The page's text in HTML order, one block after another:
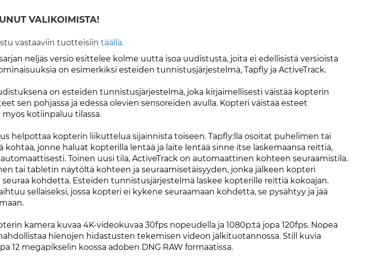
VALIKOIMISTA!
vastaaviin tuotteisiin täällä.
neljäs versio esittelee kolme uutta isoa uudistusta, joita ei edellisistä versioista
on esimerkiksi esteiden tunnistusjärjestelmä, Tapfly ja ActiveTrack.
on esteiden tunnistusjärjestelmä, joka kirjaimellisesti väistää kopterin
sen pohjassa ja edessä olevien sensoreiden avulla. Kopteri väistää esteet
kotiinpaluu tilassa.
helpottaa kopterin liikuttelua sijainnista toiseen. Tapfly:lla osoitat puhelimen tai
jonne haluat kopterilla lentää ja laite lentää sinne itse laskemaansa reittiä,
Toinen uusi tila, ActiveTrack on automaattinen kohteen seuraamistila.
tai tabletin näytöltä kohteen ja seuraamisetäisyyden, jonka jälkeen kopteri
kohdetta. Esteiden tunnistusjärjestelmä laskee kopterille reittiä kokoajan.
sellaiseksi, jossa kopteri ei kykene seuraamaan kohdetta, se pysähtyy ja jää
kamera kuvaa 4K-videokuvaa 30fps nopeudella ja 1080p:tä jopa 120fps. Nopea
hienojen hidastusten tekemisen videon jälkituotannossa. Still kuvia
12 megapikselin koossa adoben DNG RAW formaatissa.